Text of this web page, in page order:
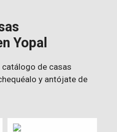
Yopal
de casas
y antójate de